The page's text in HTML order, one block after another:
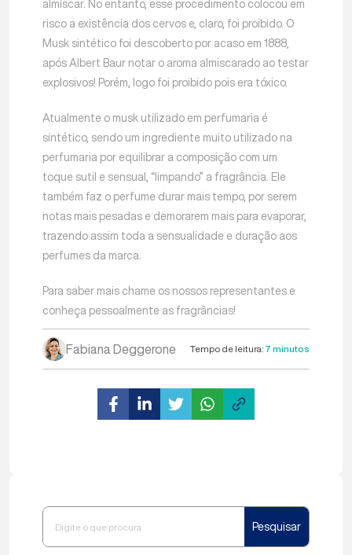
Fabiana Deggerone Tempo de leitura:7 minutos
almíscar. No entanto, esse procedimento colocou em
risco a existência dos cervos e, claro, foi proibido. O
Musk sintético foi descoberto por acaso em 1888,
após Albert Baur notar o aroma almiscarado ao testar
explosivos! Porém, logo foi proibido pois era tóxico.
Atualmente o musk utilizado em perfumaria é
sintético, sendo um ingrediente muito utilizado na
perfumaria por equilibrar a composição com um
toque sutil e sensual, “limpando” a fragrância. Ele
também faz o perfume durar mais tempo, por serem
notas mais pesadas e demorarem mais para evaporar,
trazendo assim toda a sensualidade e duração aos
perfumes da marca.
Para saber mais chame os nossos representantes e
conheça pessoalmente as fragrâncias!
Pesquisar